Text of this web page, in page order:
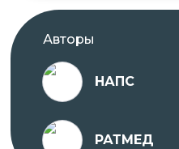
Курс разработан
соответствии с
стандартами в области
Присоединяйтесь к
образования НАПС и
профессиональные
обучения!
Авторы
НАПС
РАТМЕД